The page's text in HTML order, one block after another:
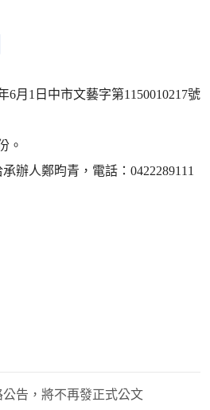
6月1日中市文藝字第1150010217號
。
辦人鄭昀青，電話：0422289111
告，將不再發正式公文